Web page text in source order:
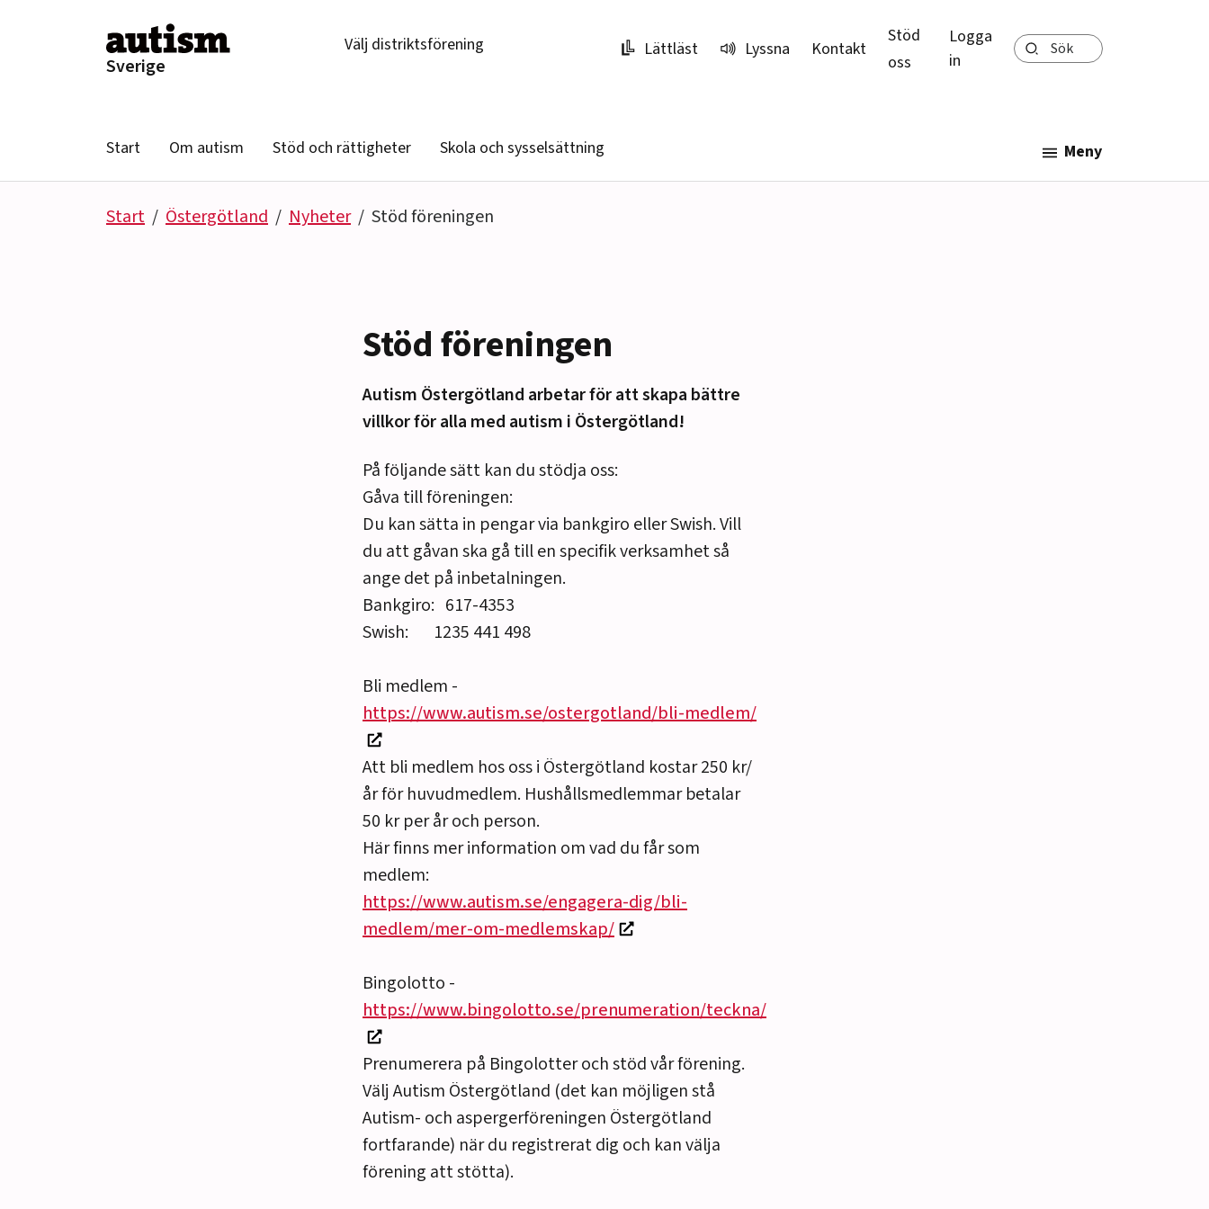
Sverige
Välj distriktsförening Lättläst Lyssna Kontakt
Stöd
oss
Logga
in
Sök
Start Om autism Stöd och rättigheter Skola och sysselsättning Meny
Start Östergötland Nyheter Stöd föreningen
Stöd föreningen
Autism Östergötland arbetar för att skapa bättre
villkor för alla med autism i Östergötland!
På följande sätt kan du stödja oss:
Gåva till föreningen:
Du kan sätta in pengar via bankgiro eller Swish. Vill
du att gåvan ska gå till en specifik verksamhet så
ange det på inbetalningen.
Bankgiro: 617-4353
Swish: 1235 441 498
Bli medlem -
https://www.autism.se/ostergotland/bli-medlem/
Att bli medlem hos oss i Östergötland kostar 250 kr/
år för huvudmedlem. Hushållsmedlemmar betalar
50 kr per år och person.
Här finns mer information om vad du får som
medlem:
https://www.autism.se/engagera-dig/bli-
medlem/mer-om-medlemskap/
Bingolotto -
https://www.bingolotto.se/prenumeration/teckna/
Prenumerera på Bingolotter och stöd vår förening.
Välj Autism Östergötland (det kan möjligen stå
Autism- och aspergerföreningen Östergötland
fortfarande) när du registrerat dig och kan välja
förening att stötta).